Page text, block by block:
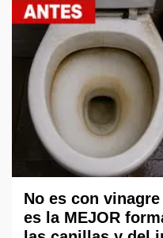
No es con
es la MEJOR